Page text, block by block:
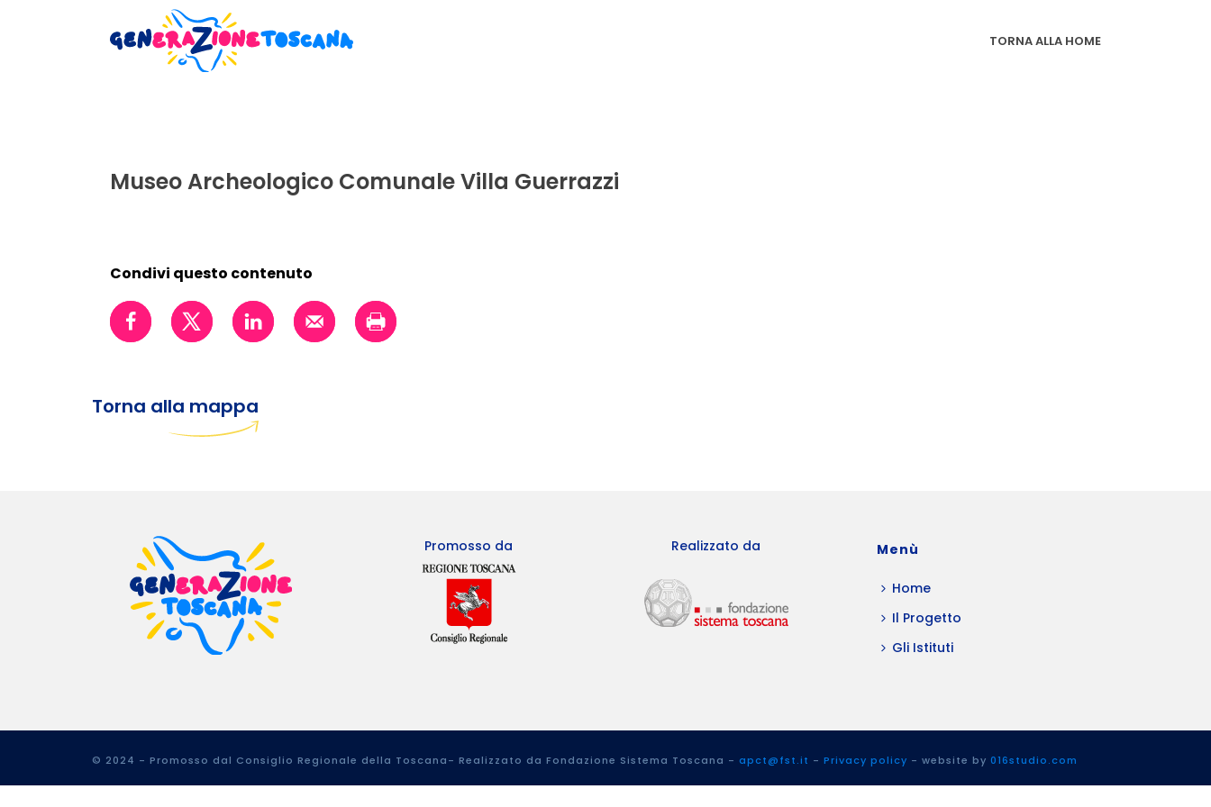
TORNA ALLA HOME
Museo Archeologico Comunale Villa Guerrazzi
Condivi questo contenuto
Torna alla mappa
Promosso da Realizzato da Menù
Home
Il Progetto
Gli Istituti
© 2024 - Promosso dal Consiglio Regionale della Toscana- Realizzato da Fondazione Sistema Toscana - apct@fst.it - Privacy policy - website by 016studio.com